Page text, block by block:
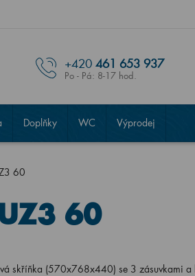
+420 461 653 937
Po - Pá: 8-17 hod.
Doplňky WC Výprodej
60
60
skříňka (570x768x440) se 3 zásuvkami a